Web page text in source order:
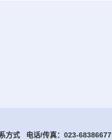
方式 电话/传真：023-68386677